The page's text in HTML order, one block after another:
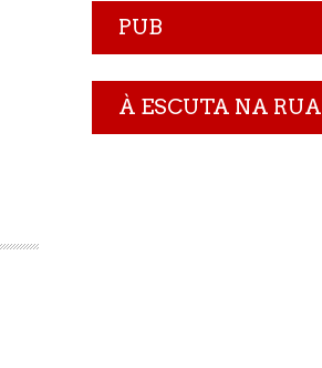
PUB
À ESCUTA NA RUA